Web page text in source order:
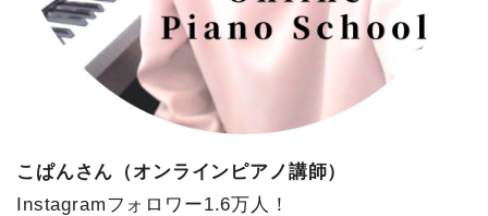
こぱんさん（オンラインピアノ講師）
Instagramフォロワー1.6万人！